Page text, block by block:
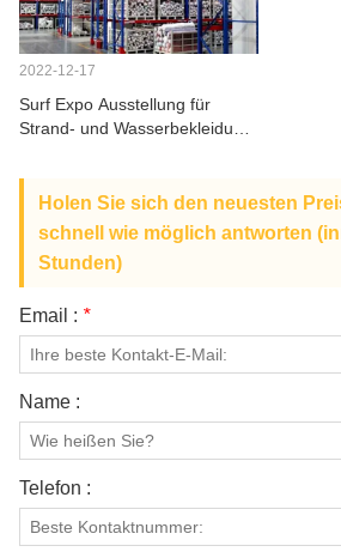
2022-12-17
Surf Expo Ausstellung für
Strand- und Wasserbekleidung
Holen Sie sich den neuesten
schnell wie möglich antworten
Stunden)
Email : *
Name :
Telefon :